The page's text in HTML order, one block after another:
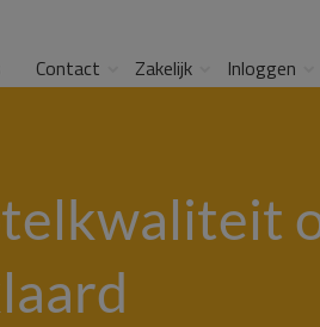
Contact Zakelijk Inloggen